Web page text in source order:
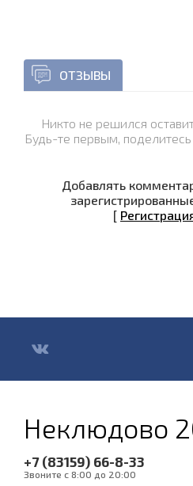
ОТЗЫВЫ
Никто не решился
Будь-те первым,
Добавлять
[
Неклюдово
+7 (83159) 66-8-33
Звоните с 8:00 до 20:00